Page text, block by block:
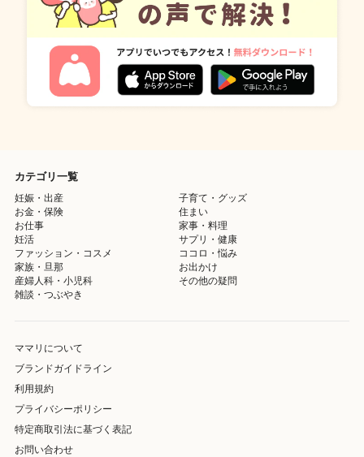
カテゴリ一覧
妊娠・出産
子育て・グッズ
お金・保険
住まい
お仕事
家事・料理
妊活
サプリ・健康
ファッション・コスメ
ココロ・悩み
家族・旦那
お出かけ
産婦人科・小児科
その他の疑問
雑談・つぶやき
ママリについて
ブランドガイドライン
利用規約
プライバシーポリシー
特定商取引法に基づく表記
お問い合わせ